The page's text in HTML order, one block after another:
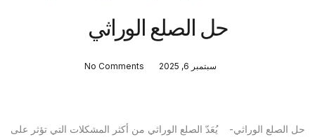
حل الصلع الوراثي
سبتمبر 6, 2025 No Comments
حل الصلع الوراثي- يُعَدّ الصلع الوراثي من أكثر المشكلات التي تؤثر على